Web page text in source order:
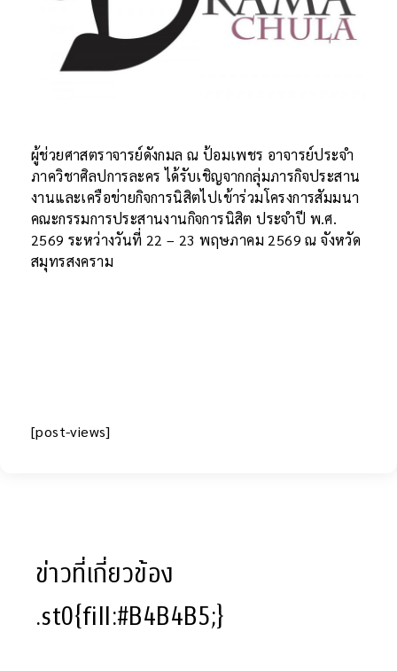
ผู้ช่วยศาสตราจารย์ดังกมล ณ ป้อมเพชร อาจารย์ประจำ
ภาควิชาศิลปการละคร ได้รับเชิญจากกลุ่มภารกิจประสาน
งานและเครือข่ายกิจการนิสิตไปเข้าร่วมโครงการสัมมนา
คณะกรรมการประสานงานกิจการนิสิต ประจำปี พ.ศ.
2569 ระหว่างวันที่ 22 – 23 พฤษภาคม 2569 ณ จังหวัด
สมุทรสงคราม
[post-views]
ข่าวที่เกี่ยวข้อง
.st0{fill:#B4B4B5;}